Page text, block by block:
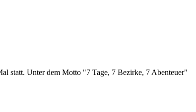
statt. Unter dem Motto "7 Tage, 7 Bezirke, 7 Abenteuer"